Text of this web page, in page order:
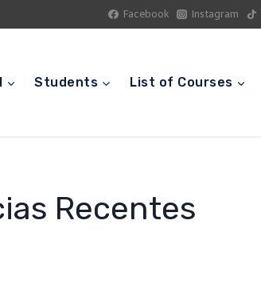
Facebook Instagram
Students List of Courses
Recentes